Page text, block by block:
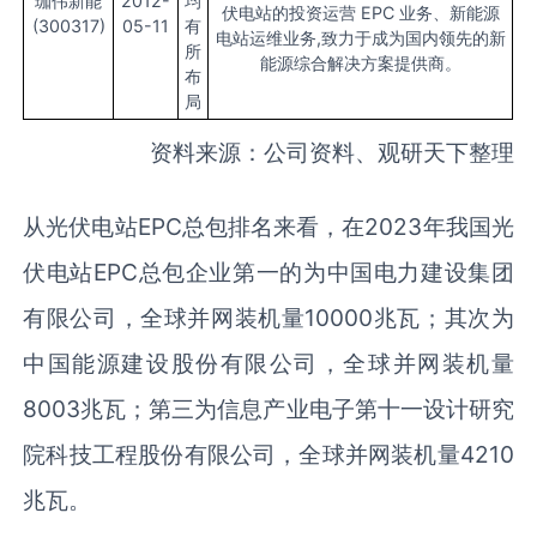
(300317)
05-11
有
所
布
局
伏电站的投资运营 EPC 业务、新能源
电站运维业务,致力于成为国内领先的新
能源综合解决方案提供商。
资料来源：公司资料、观研天下整理
从光伏电站EPC总包排名来看，在2023年我国光
伏电站EPC总包企业第一的为中国电力建设集团
有限公司，全球并网装机量10000兆瓦；其次为
中国能源建设股份有限公司，全球并网装机量
8003兆瓦；第三为信息产业电子第十一设计研究
院科技工程股份有限公司，全球并网装机量4210
兆瓦。